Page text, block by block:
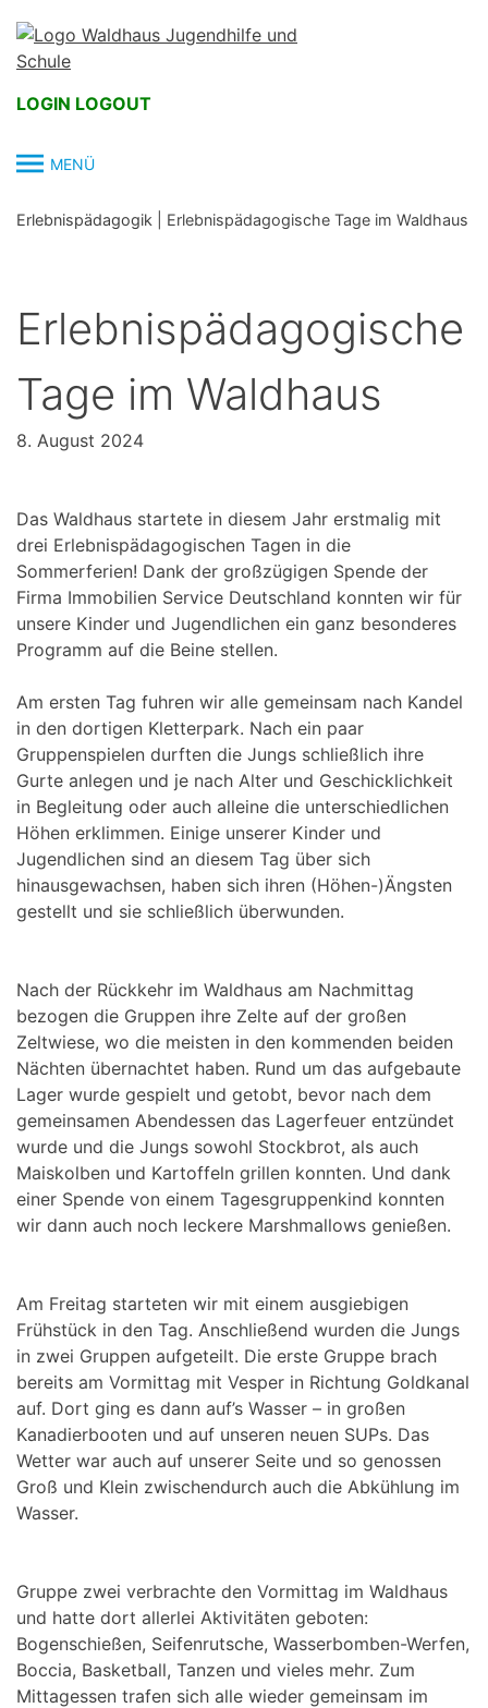
content
LOGIN LOGOUT
MENÜ
Erlebnispädagogik Erlebnispädagogische Tage im Waldhaus
Erlebnispädagogische
Tage im Waldhaus
8. August 2024
Das Waldhaus startete in diesem Jahr erstmalig mit
drei Erlebnispädagogischen Tagen in die
Sommerferien! Dank der großzügigen Spende der
Firma Immobilien Service Deutschland konnten wir für
unsere Kinder und Jugendlichen ein ganz besonderes
Programm auf die Beine stellen.
Am ersten Tag fuhren wir alle gemeinsam nach Kandel
in den dortigen Kletterpark. Nach ein paar
Gruppenspielen durften die Jungs schließlich ihre
Gurte anlegen und je nach Alter und Geschicklichkeit
in Begleitung oder auch alleine die unterschiedlichen
Höhen erklimmen. Einige unserer Kinder und
Jugendlichen sind an diesem Tag über sich
hinausgewachsen, haben sich ihren (Höhen-)Ängsten
gestellt und sie schließlich überwunden.
Nach der Rückkehr im Waldhaus am Nachmittag
bezogen die Gruppen ihre Zelte auf der großen
Zeltwiese, wo die meisten in den kommenden beiden
Nächten übernachtet haben. Rund um das aufgebaute
Lager wurde gespielt und getobt, bevor nach dem
gemeinsamen Abendessen das Lagerfeuer entzündet
wurde und die Jungs sowohl Stockbrot, als auch
Maiskolben und Kartoffeln grillen konnten. Und dank
einer Spende von einem Tagesgruppenkind konnten
wir dann auch noch leckere Marshmallows genießen.
Am Freitag starteten wir mit einem ausgiebigen
Frühstück in den Tag. Anschließend wurden die Jungs
in zwei Gruppen aufgeteilt. Die erste Gruppe brach
bereits am Vormittag mit Vesper in Richtung Goldkanal
auf. Dort ging es dann auf’s Wasser – in großen
Kanadierbooten und auf unseren neuen SUPs. Das
Wetter war auch auf unserer Seite und so genossen
Groß und Klein zwischendurch auch die Abkühlung im
Wasser.
Gruppe zwei verbrachte den Vormittag im Waldhaus
und hatte dort allerlei Aktivitäten geboten:
Bogenschießen, Seifenrutsche, Wasserbomben-Werfen,
Boccia, Basketball, Tanzen und vieles mehr. Zum
Mittagessen trafen sich alle wieder gemeinsam im